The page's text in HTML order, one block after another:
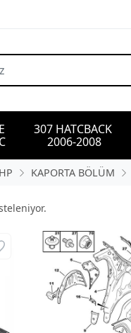
307 HATCBACK
2006-2008
KAPORTA BÖLÜM